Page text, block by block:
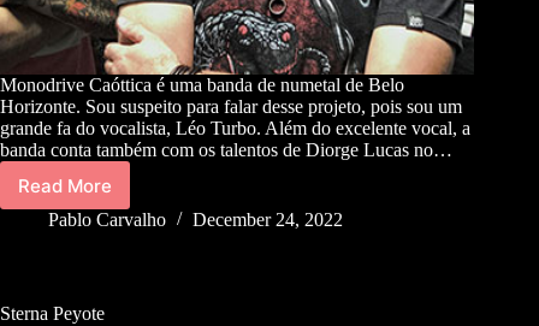
Monodrive Caóttica é uma banda de numetal de Belo
Horizonte. Sou suspeito para falar desse projeto, pois sou um
grande fa do vocalista, Léo Turbo. Além do excelente vocal, a
banda conta também com os talentos de Diorge Lucas no…
Read More
Pablo Carvalho December 24, 2022
Sterna Peyote